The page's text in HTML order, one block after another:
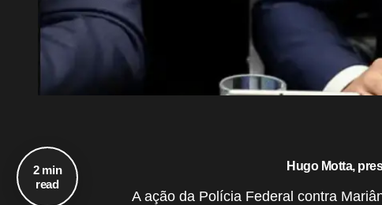
2 min
read
Hugo Motta,
A ação da Polícia Federal contra